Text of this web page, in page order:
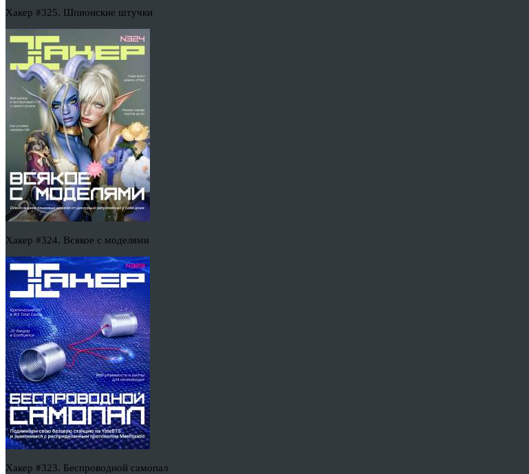
Хакер #325. Шпионские штучки
Хакер #324. Всякое с моделями
Хакер #323. Беспроводной самопал